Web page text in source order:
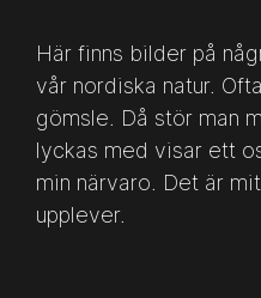
Här finns bilder på
vår nordiska natur.
gömsle. Då stör man
lyckas med visar ett
min närvaro. Det är
upplever.